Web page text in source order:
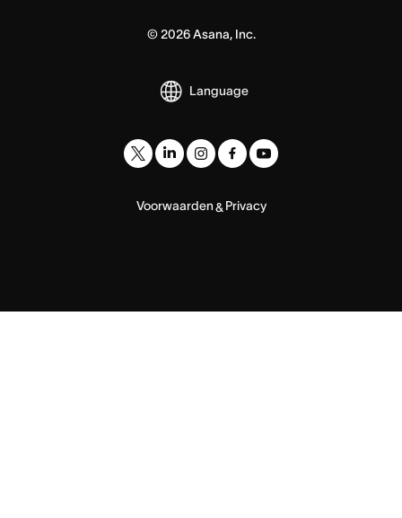
© 2026Asana, Inc.
Language
Voorwaarden& Privacy